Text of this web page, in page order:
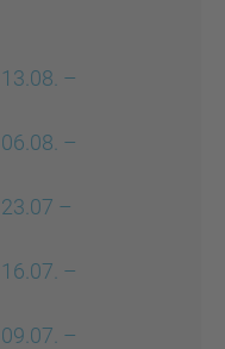
–
–
–
–
–